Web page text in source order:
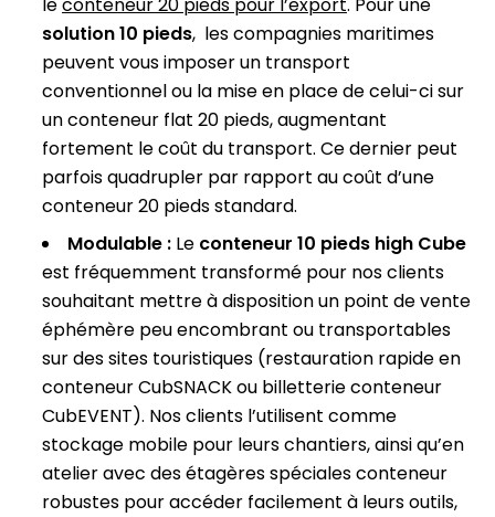
leconteneur 20 pieds pour l’export. Pour une
solution 10 pieds, les compagnies maritimes
peuvent vous imposer un transport
conventionnel ou la mise en place de celui-ci sur
un conteneur flat 20 pieds, augmentant
fortement le coût du transport. Ce dernier peut
parfois quadrupler par rapport au coût d’une
conteneur 20 pieds standard.
Modulable :Leconteneur 10 pieds high Cube
est fréquemment transformé pour nos clients
souhaitant mettre à disposition un point de vente
éphémère peu encombrant ou transportables
sur des sites touristiques (restauration rapide en
conteneur CubSNACK ou billetterie conteneur
CubEVENT). Nos clients l’utilisent comme
stockage mobile pour leurs chantiers, ainsi qu’en
atelier avec des étagères spéciales conteneur
robustes pour accéder facilement à leurs outils,